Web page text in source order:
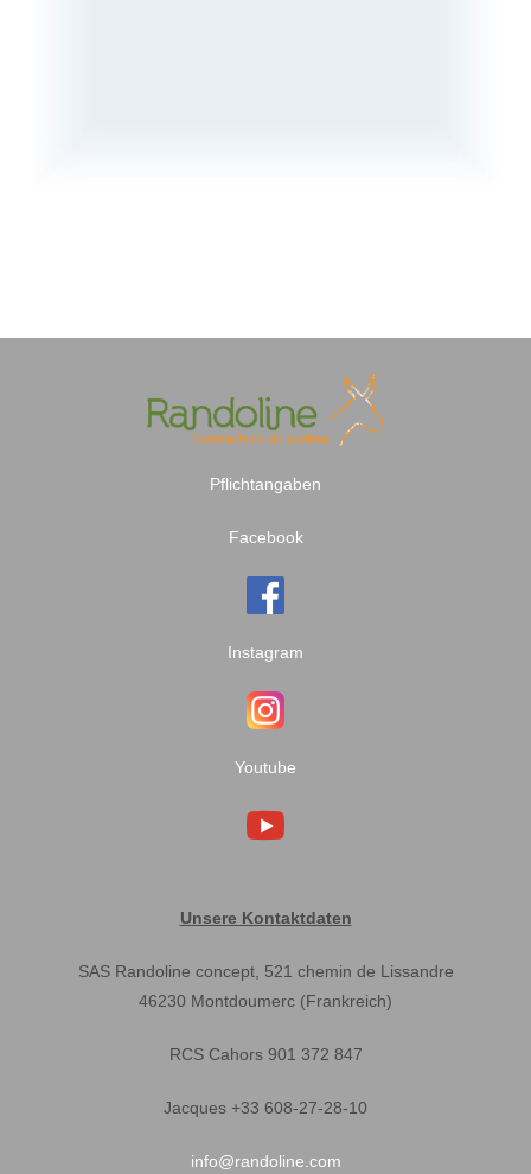
Pflichtangaben
Facebook
Instagram
Youtube
Unsere Kontaktdaten
SAS Randoline concept, 521 chemin de Lissandre
46230 Montdoumerc (Frankreich)
RCS Cahors 901 372 847
Jacques +33 608-27-28-10
info@randoline.com